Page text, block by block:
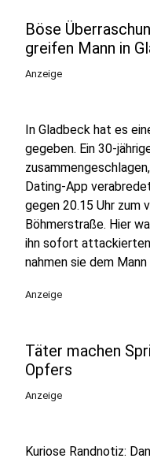
Böse
greifen Mann in
Anzeige
In Gladbeck hat es
gegeben. Ein 30-
Dating-App
gegen 20.15 Uhr zum
Böhmerstraße. Hier
ihn sofort attackierten
nahmen sie dem
Anzeige
Täter machen
Opfers
Anzeige
Kuriose Randnotiz: